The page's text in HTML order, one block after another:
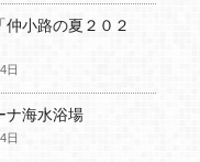
仲小路の夏２０２
日
ナ海水浴場
日